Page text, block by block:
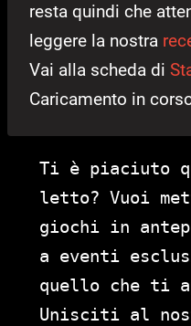
resta quindi che
leggere la nostra
Vai alla scheda di
Caricamento in
Ti è piaciuto
letto? Vuoi
giochi in
a eventi
quello che ti
Unisciti al